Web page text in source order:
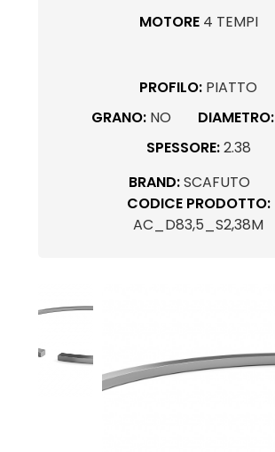
MOTORE 4 TEMPI
PROFILO: PIATTO
GRANO: NO DIAMETRO:
SPESSORE:2.38
BRAND:SCAFUTO
CODICE PRODOTTO:
AC_D83,5_S2,38M